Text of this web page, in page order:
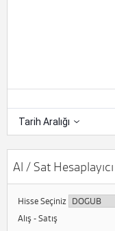
Al / Sat Hesaplayıcı
Hisse Seçiniz
Alış - Satış